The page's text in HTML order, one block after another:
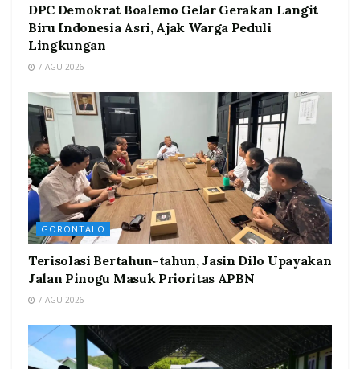
DPC Demokrat Boalemo Gelar Gerakan Langit
Biru Indonesia Asri, Ajak Warga Peduli
Lingkungan
7 AGU 2026
GORONTALO
Terisolasi Bertahun-tahun, Jasin Dilo Upayakan
Jalan Pinogu Masuk Prioritas APBN
7 AGU 2026